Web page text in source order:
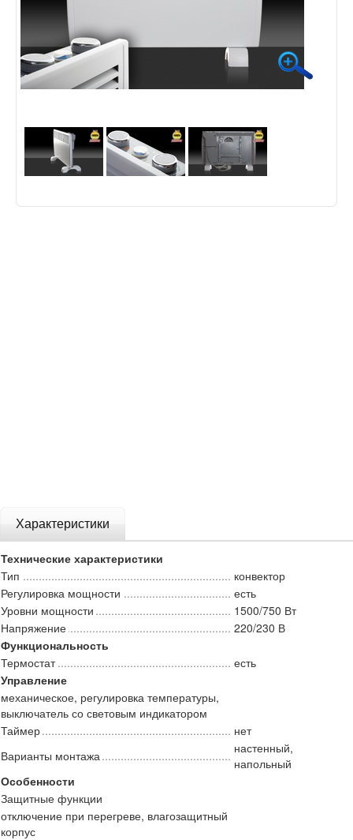
Характеристики
Технические характеристики
Тип
конвектор
Регулировка мощности
есть
Уровни мощности
1500/750 Вт
Напряжение
220/230 В
Функциональность
Термостат
есть
Управление
механическое, регулировка температуры,
выключатель со световым индикатором
Таймер
нет
Варианты монтажа
настенный,
напольный
Особенности
Защитные функции
отключение при перегреве, влагозащитный
корпус